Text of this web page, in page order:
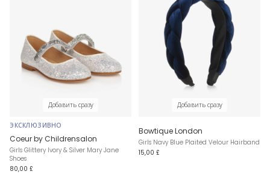
Добавить сразу
ЭКСКЛЮЗИВНО
Coeur by Childrensalon
Girls Glittery Ivory & Silver Mary Jane
Shoes
80,00 £
Добавить сразу
Bowtique London
Girls Navy Blue Plaited Velour Hairband
15,00 £